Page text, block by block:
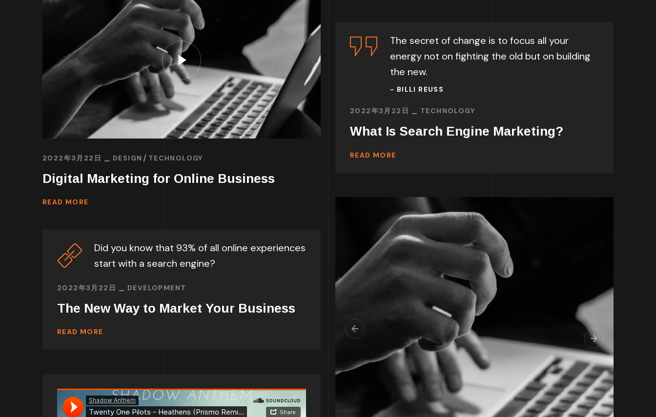
2022年3月22日 DESIGN TECHNOLOGY
Digital Marketing for Online Business
READ MORE
The secret of change is to focus all your
energy not on fighting the old but on building
the new.
- BILLI REUSS
2022年3月22日 TECHNOLOGY
What Is Search Engine Marketing?
READ MORE
Did you know that 93% of all online experiences
start with a search engine?
2022年3月22日 DEVELOPMENT
The New Way to Market Your Business
READ MORE